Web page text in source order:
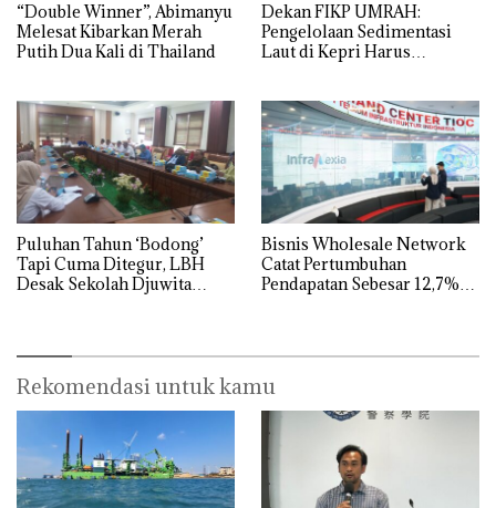
“Double Winner”, Abimanyu
Melesat Kibarkan Merah
Putih Dua Kali di Thailand
Dekan FIKP UMRAH:
Pengelolaan Sedimentasi
Laut di Kepri Harus
dengan Konservasi
Puluhan Tahun ‘Bodong’
Tapi Cuma Ditegur, LBH
Desak Sekolah Djuwita
Bisnis Wholesale Network
Catat Pertumbuhan
Pendapatan Sebesar 12,7%
Rekomendasi untuk kamu